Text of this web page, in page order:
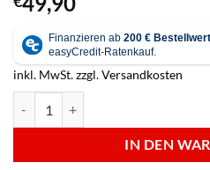
inkl. MwSt.zzgl.Versandkosten
IN DEN